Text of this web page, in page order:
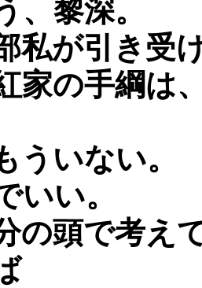
、黎深。
私が引き受
家の手綱は
ういない。
いい。
の頭で考え